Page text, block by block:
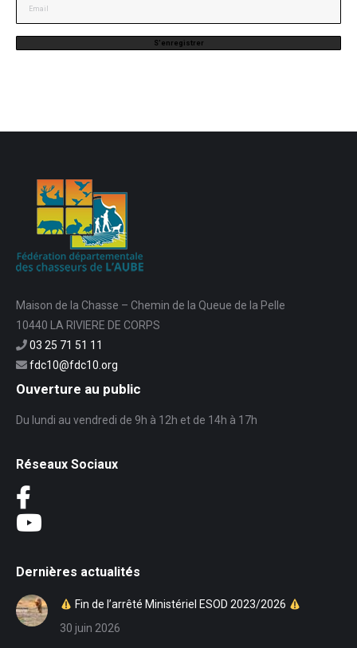
Maison de la Chasse – Chemin de la Queue de la Pelle
10440 LA RIVIERE DE CORPS
03 25 71 51 11
fdc10@fdc10.org
Ouverture au public
Du lundi au vendredi de 9h à 12h et de 14h à 17h
Réseaux Sociaux
Dernières actualités
Fin de l’arrêté Ministériel ESOD 2023/2026
30 juin 2026